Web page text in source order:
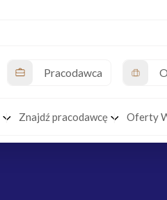
Pracodawca
Znajdź pracodawcę Oferty